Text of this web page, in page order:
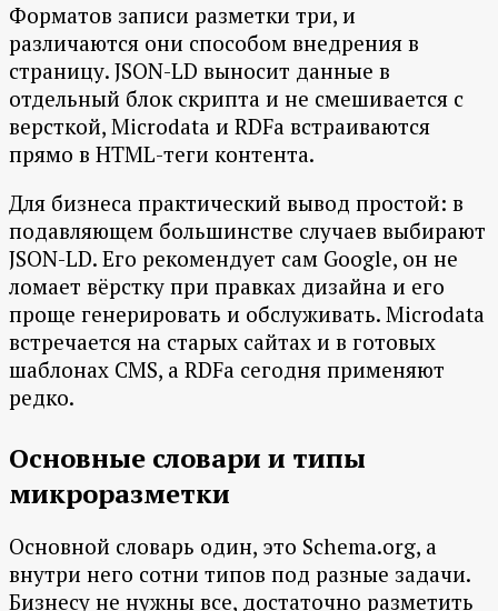
Форматов записи разметки три, и
различаются они способом внедрения в
страницу. JSON-LD выносит данные в
отдельный блок скрипта и не смешивается с
версткой, Microdata и RDFa встраиваются
прямо в HTML-теги контента.
Для бизнеса практический вывод простой: в
подавляющем большинстве случаев выбирают
JSON-LD. Его рекомендует сам Google, он не
ломает вёрстку при правках дизайна и его
проще генерировать и обслуживать. Microdata
встречается на старых сайтах и в готовых
шаблонах CMS, а RDFa сегодня применяют
редко.
Основные словари и типы
микроразметки
Основной словарь один, это Schema.org, а
внутри него сотни типов под разные задачи.
Бизнесу не нужны все, достаточно разметить